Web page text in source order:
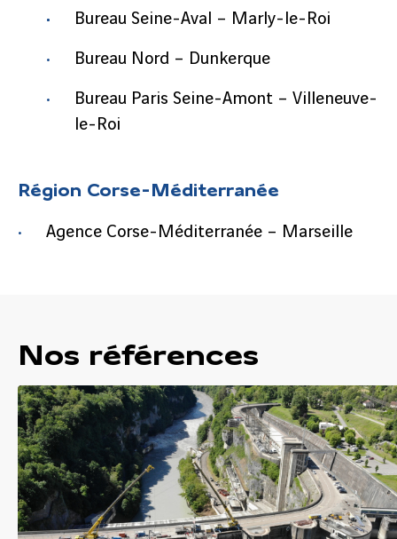
Bureau Seine-Aval – Marly-le-Roi
Bureau Nord – Dunkerque
Bureau Paris Seine-Amont – Villeneuve-
le-Roi
Région Corse-Méditerranée
Agence Corse-Méditerranée – Marseille
Nos références